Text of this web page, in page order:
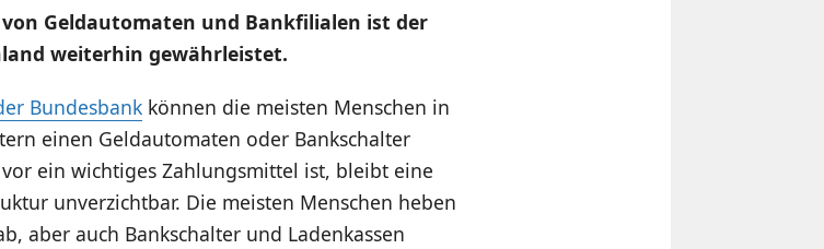
Geldautomaten und Bankfilialen ist der
weiterhin gewährleistet.
Bundesbankkönnen die meisten Menschen in
einen Geldautomaten oder Bankschalter
ein wichtiges Zahlungsmittel ist, bleibt eine
unverzichtbar. Die meisten Menschen heben
aber auch Bankschalter und Ladenkassen